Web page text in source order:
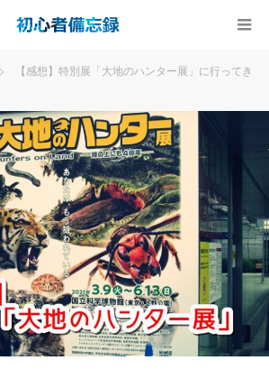
【感想】特別展「大地のハンター展」に行ってき